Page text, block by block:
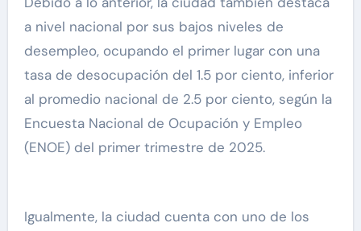
a nivel nacional por sus bajos niveles de
desempleo, ocupando el primer lugar con una
tasa de desocupación del 1.5 por ciento, inferior
al promedio nacional de 2.5 por ciento, según la
Encuesta Nacional de Ocupación y Empleo
(ENOE) del primer trimestre de 2025.
Igualmente, la ciudad cuenta con uno de los